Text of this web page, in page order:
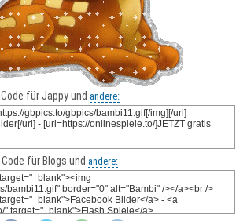
Code für Jappy und andere:
Code für Blogs und andere: